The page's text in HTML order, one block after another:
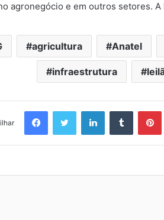
agronegócio e em outros setores.
agricultura Anatel
infraestrutura